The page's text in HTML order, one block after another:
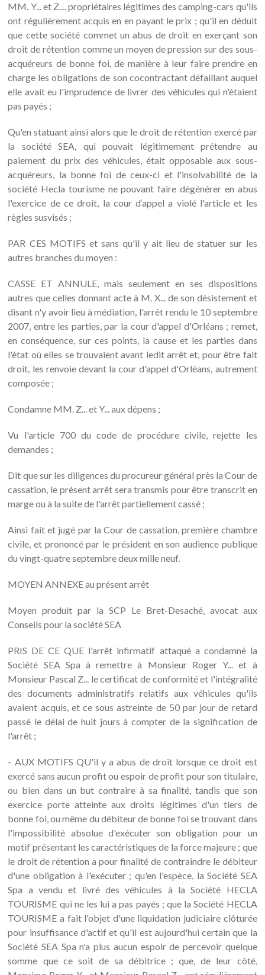
MM. Y... et Z..., propriétaires légitimes des camping-cars qu'ils
ont régulièrement acquis en en payant le prix ; qu'il en déduit
que cette société commet un abus de droit en exerçant son
droit de rétention comme un moyen de pression sur des sous-
acquéreurs de bonne foi, de manière à leur faire prendre en
charge les obligations de son cocontractant défaillant auquel
elle avait eu l'imprudence de livrer des véhicules qui n'étaient
pas payés ;
Qu'en statuant ainsi alors que le droit de rétention exercé par
la société SEA, qui pouvait légitimement prétendre au
paiement du prix des véhicules, était opposable aux sous-
acquéreurs, la bonne foi de ceux-ci et l'insolvabilité de la
société Hecla tourisme ne pouvant faire dégénérer en abus
l'exercice de ce droit, la cour d‘appel a violé l'article et les
règles susvisés ;
PAR CES MOTIFS et sans qu'il y ait lieu de statuer sur les
autres branches du moyen :
CASSE ET ANNULE, mais seulement en ses dispositions
autres que celles donnant acte à M. X... de son désistement et
disant n'y avoir lieu à médiation, l'arrêt rendu le 10 septembre
2007, entre les parties, par la cour d'appel d'Orléans ; remet,
en conséquence, sur ces points, la cause et les parties dans
l'état où elles se trouvaient avant ledit arrêt et, pour être fait
droit, les renvoie devant la cour d'appel d'Orléans, autrement
composée ;
Condamne MM. Z... et Y... aux dépens ;
Vu l'article 700 du code de procédure civile, rejette les
demandes ;
Dit que sur les diligences du procureur général près la Cour de
cassation, le présent arrêt sera transmis pour être transcrit en
marge ou à la suite de l'arrêt partiellement cassé ;
Ainsi fait et jugé par la Cour de cassation, première chambre
civile, et prononcé par le président en son audience publique
du vingt-quatre septembre deux mille neuf.
MOYEN ANNEXE au présent arrêt
Moyen produit par la SCP Le Bret-Desaché, avocat aux
Conseils pour la société SEA
PRIS DE CE QUE l'arrêt infirmatif attaqué a condamné la
Société SEA Spa à remettre à Monsieur Roger Y... et à
Monsieur Pascal Z... le certificat de conformité et l'intégralité
des documents administratifs relatifs aux véhicules qu'ils
avaient acquis, et ce sous astreinte de 50 par jour de retard
passé le délai de huit jours à compter de la signification de
l'arrêt ;
- AUX MOTIFS QU'il y a abus de droit lorsque ce droit est
exercé sans aucun profit ou espoir de profit pour son titulaire,
ou bien dans un but contraire à sa finalité, tandis que son
exercice porte atteinte aux droits légitimes d'un tiers de
bonne foi, ou même du débiteur de bonne foi se trouvant dans
l'impossibilité absolue d'exécuter son obligation pour un
motif présentant les caractéristiques de la force majeure ; que
le droit de rétention a pour finalité de contraindre le débiteur
d'une obligation à l'exécuter ; qu'en l'espèce, la Société SEA
Spa a vendu et livré des véhicules à la Société HECLA
TOURISME qui ne les lui a pas payés ; que la Société HECLA
TOURISME a fait l'objet d'une liquidation judiciaire clôturée
pour insuffisance d'actif et qu'il est aujourd'hui certain que la
Société SEA Spa n'a plus aucun espoir de percevoir quelque
somme que ce soit de sa débitrice ; que, de leur côté,